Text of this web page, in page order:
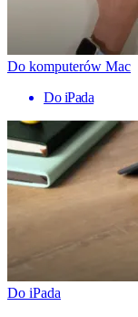
Do komputerów Mac
Do iPada
Do iPada